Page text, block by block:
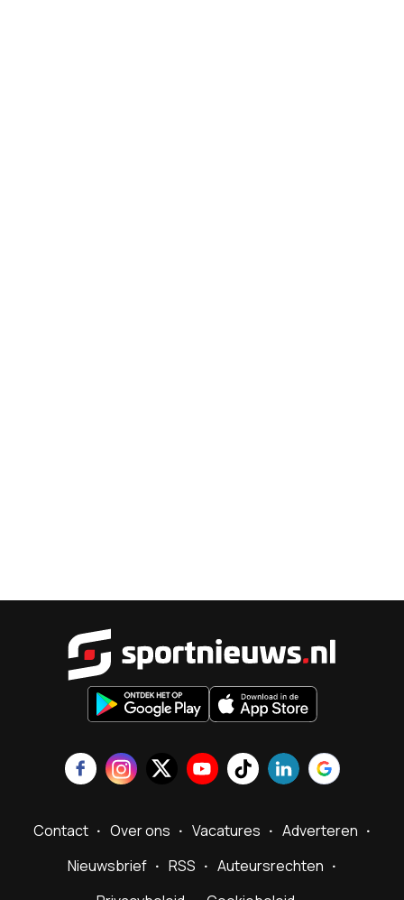
Contact Over ons Vacatures
Adverteren
Nieuwsbrief
RSS
Auteursrechten